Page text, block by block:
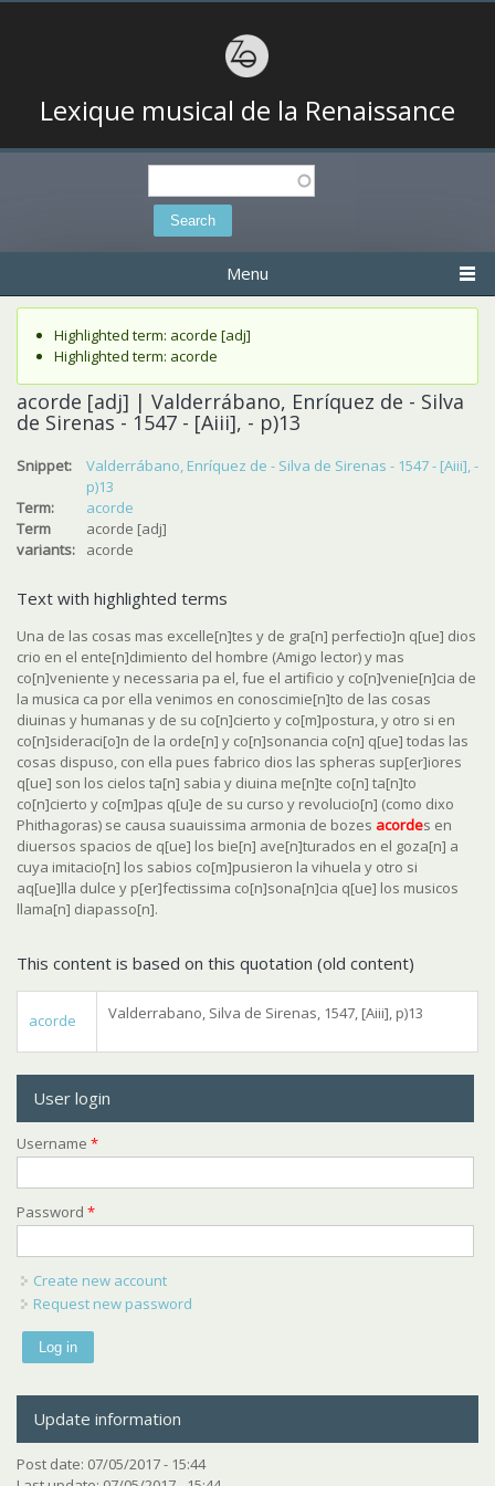
Lexique musical de la Renaissance
Search
Menu
Status message
Highlighted term: acorde [adj]
Highlighted term: acorde
acorde [adj] | Valderrábano, Enríquez de - Silva
de Sirenas - 1547 - [Aiii], - p)13
Snippet:
Valderrábano, Enríquez de - Silva de Sirenas - 1547 - [Aiii], -
p)13
Term:
acorde
Term
variants:
acorde [adj]
acorde
Text with highlighted terms
Una de las cosas mas excelle[n]tes y de gra[n] perfectio]n q[ue] dios
crio en el ente[n]dimiento del hombre (Amigo lector) y mas
co[n]veniente y necessaria pa el, fue el artificio y co[n]venie[n]cia de
la musica ca por ella venimos en conoscimie[n]to de las cosas
diuinas y humanas y de su co[n]cierto y co[m]postura, y otro si en
co[n]sideraci[o]n de la orde[n] y co[n]sonancia co[n] q[ue] todas las
cosas dispuso, con ella pues fabrico dios las spheras sup[er]iores
q[ue] son los cielos ta[n] sabia y diuina me[n]te co[n] ta[n]to
co[n]cierto y co[m]pas q[u]e de su curso y revolucio[n] (como dixo
Phithagoras) se causa suauissima armonia de bozes acordes en
diuersos spacios de q[ue] los bie[n] ave[n]turados en el goza[n] a
cuya imitacio[n] los sabios co[m]pusieron la vihuela y otro si
aq[ue]lla dulce y p[er]fectissima co[n]sona[n]cia q[ue] los musicos
llama[n] diapasso[n].
This content is based on this quotation (old content)
acorde Valderrabano, Silva de Sirenas, 1547, [Aiii], p)13
User login
Username *
Password *
Create new account
Request new password
Update information
Post date: 07/05/2017 - 15:44